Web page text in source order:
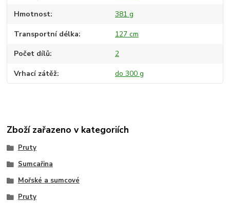
Hmotnost 381 g
Transportní délka 127 cm
Počet dílů 2
Vrhací zátěž do 300 g
Zboží zařazeno v kategoriích
Pruty
Sumcařina
Mořské a sumcové
Pruty